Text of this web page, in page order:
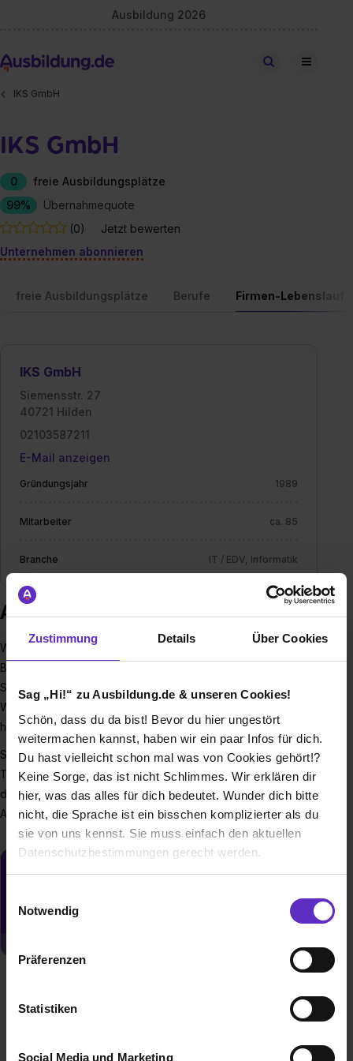
Zustimmung Details Über Cookies
Sag „Hi!“ zu Ausbildung.de & unseren Cookies!
Schön, dass du da bist! Bevor du hier ungestört
weitermachen kannst, haben wir ein paar Infos für dich.
Du hast vielleicht schon mal was von Cookies gehört!?
Keine Sorge, das ist nicht Schlimmes. Wir erklären dir
hier, was das alles für dich bedeutet. Wunder dich bitte
nicht, die Sprache ist ein bisschen komplizierter als du
sie von uns kennst. Sie muss einfach den aktuellen
Datenschutzbestimmungen gerecht werden.
Benutzung der Webseite getroffenen Einstellungen zu
Webseite zu analysieren („Statistiken“), um
Informationen zu deiner Verwendung unserer Website an
Notwendig
Präferenzen
Statistiken
Social Media und Marketing
Ausbildung 2026
Stellen finden
IKS GmbH
IKS GmbH
0
freie Ausbildungsplätze
99%
Übernahmequote
(0)
Jetzt bewerten
Unternehmen abonnieren
freie Ausbildungsplätze Berufe Firmen-Lebenslauf
IKS GmbH
Siemensstr. 27
40721 Hilden
02103587211
E-Mail anzeigen
Gründungsjahr 1989
Mitarbeiter ca. 85
Branche IT / EDV, Informatik
Ausbildung bei IKS GmbH
Wir, die IKS GmbH konzipieren Business-Software für alle
Branchen und Unternehmensstrukturen. Wenn
Standardsoftware an Grenzen stößt, kommen wir ins Spiel.
Wir entwickeln Software nach Maß – individuell und
herstellerunabhängig für alle unsere Auftraggebenden.
Seit 1989 beraten, entwickeln und coachen wir mit ca.85
Teammitgliedern. Tätig sind wir hauptsächlich regional, weil
der persönliche Bezug von Mitarbeitenden und
Auftraggebenden bei uns einen hohen Stellenwert hat.
Du möchtest neue Stellen automatisch